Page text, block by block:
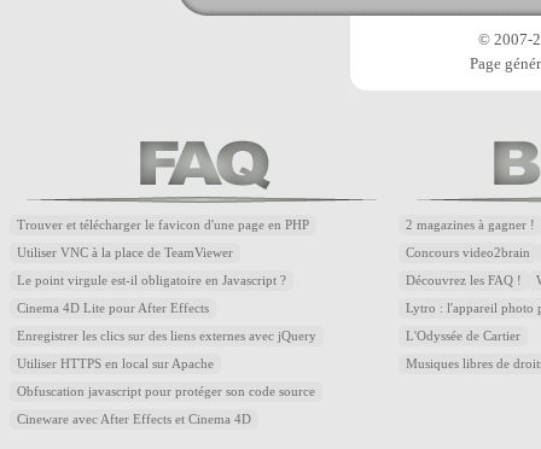
© 2007-
Page
Trouver et télécharger le favicon d'une page en PHP
Utiliser VNC à la place de TeamViewer
Le point virgule est-il obligatoire en Javascript ?
Cinema 4D Lite pour After Effects
Enregistrer les clics sur des liens externes avec jQuery
Utiliser HTTPS en local sur Apache
Obfuscation javascript pour protéger son code source
Cineware avec After Effects et Cinema 4D
2 magazines à gagner !
Concours video2brain
Découvrez les FAQ !
Lytro : l'appareil photo
L'Odyssée de Cartier
Musiques libres de